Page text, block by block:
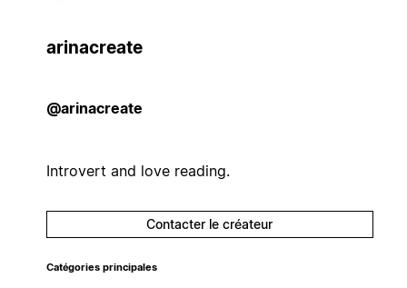
arinacreate
@arinacreate
Introvert and love reading.
Contacter le créateur
Catégories principales